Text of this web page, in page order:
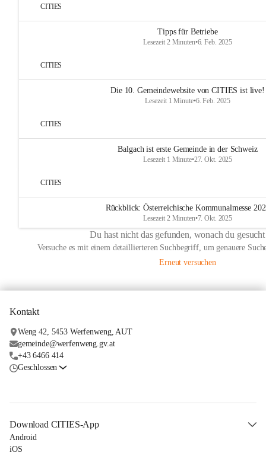
CITIES
Tipps für Betriebe
Lesezeit 2 Minuten•6. Feb. 2025
CITIES
Die 10. Gemeindewebsite von CITIES ist live!
Lesezeit 1 Minute•6. Feb. 2025
CITIES
Balgach ist erste Gemeinde in der Schweiz
Lesezeit 1 Minute•27. Okt. 2025
CITIES
Rückblick: Österreichische Kommunalmesse
Lesezeit 2 Minuten•7. Okt. 2025
Du hast nicht das gefunden, wonach du gesucht
Versuche es mit einem detaillierteren Suchbegriff, um genauere
Erneut versuchen
Kontakt
Weng 42, 5453 Werfenweng, AUT
gemeinde@werfenweng.gv.at
+43 6466 414
Geschlossen
Download CITIES-App
Android
iOS